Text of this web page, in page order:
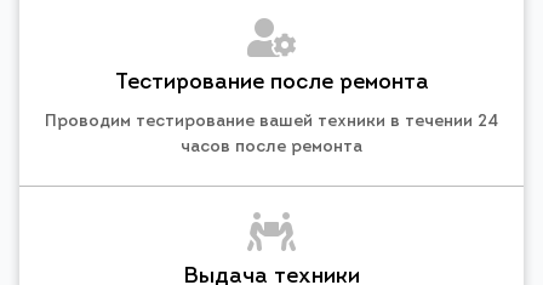
Тестирование после ремонта
Проводим тестирование вашей техники в течении 24
часов после ремонта
Выдача техники